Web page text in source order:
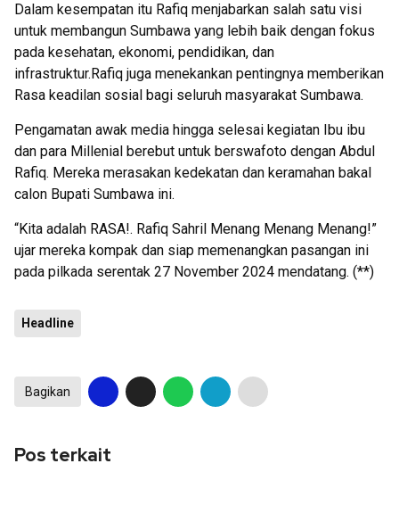
Dalam kesempatan itu Rafiq menjabarkan salah satu visi
untuk membangun Sumbawa yang lebih baik dengan fokus
pada kesehatan, ekonomi, pendidikan, dan
infrastruktur.Rafiq juga menekankan pentingnya memberikan
Rasa keadilan sosial bagi seluruh masyarakat Sumbawa.
Pengamatan awak media hingga selesai kegiatan Ibu ibu
dan para Millenial berebut untuk berswafoto dengan Abdul
Rafiq. Mereka merasakan kedekatan dan keramahan bakal
calon Bupati Sumbawa ini.
“Kita adalah RASA!. Rafiq Sahril Menang Menang Menang!”
ujar mereka kompak dan siap memenangkan pasangan ini
pada pilkada serentak 27 November 2024 mendatang. (**)
Headline
Bagikan
Pos terkait